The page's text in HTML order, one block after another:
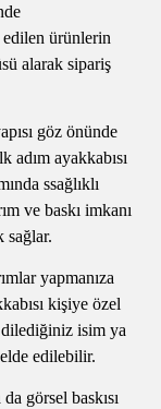
edilen ürünlerin
alarak sipariş
göz önünde
ayakkabısı
ssağlıklı
ve baskı imkanı
sağlar.
yapmanıza
kişiye özel
dilediğiniz isim ya
edilebilir.
görsel baskısı